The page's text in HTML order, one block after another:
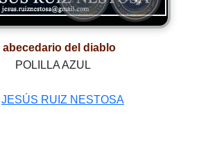
abecedario del diablo
POLILLA AZUL
JESÚS RUIZ NESTOSA